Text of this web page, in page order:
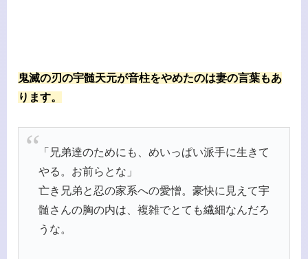
鬼滅の刃の宇髄天元が音柱をやめたのは妻の言葉もあ
ります。
「兄弟達のためにも、めいっぱい派手に生きて
やる。お前らとな」
亡き兄弟と忍の家系への愛憎。豪快に見えて宇
髄さんの胸の内は、複雑でとても繊細なんだろ
うな。